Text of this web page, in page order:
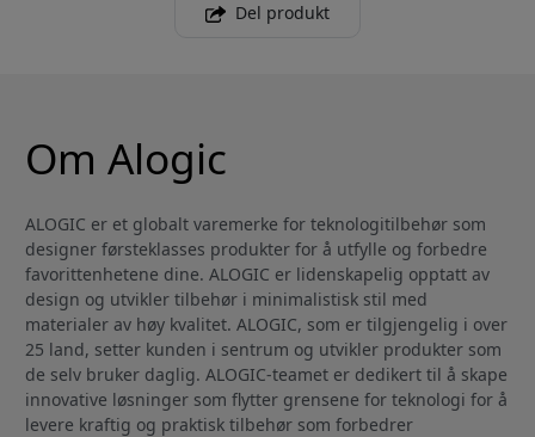
Del produkt
Om Alogic
ALOGIC er et globalt varemerke for teknologitilbehør som
designer førsteklasses produkter for å utfylle og forbedre
favorittenhetene dine. ALOGIC er lidenskapelig opptatt av
design og utvikler tilbehør i minimalistisk stil med
materialer av høy kvalitet. ALOGIC, som er tilgjengelig i over
25 land, setter kunden i sentrum og utvikler produkter som
de selv bruker daglig. ALOGIC-teamet er dedikert til å skape
innovative løsninger som flytter grensene for teknologi for å
levere kraftig og praktisk tilbehør som forbedrer